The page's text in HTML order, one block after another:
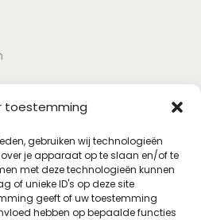
toestemming
gebruiken wij technologieën
je apparaat op te slaan en/of te
met deze technologieën kunnen
of unieke ID's op deze site
geeft of uw toestemming
hebben op bepaalde functies